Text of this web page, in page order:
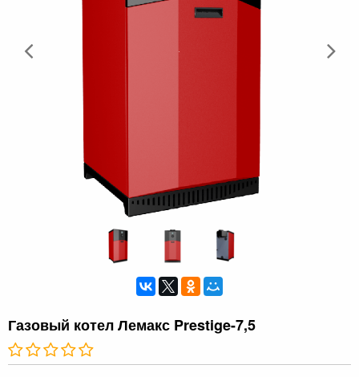
Газовый котел Лемакс Prestige-7,5